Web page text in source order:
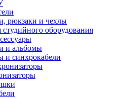
рюкзаки и чехлы
оборудования
и альбомы
и синхрокабели